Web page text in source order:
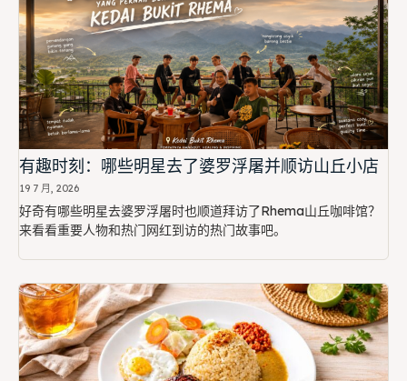
有趣时刻：哪些明星去了婆罗浮屠并顺访山丘小店
19 7 月, 2026
好奇有哪些明星去婆罗浮屠时也顺道拜访了Rhema山丘咖啡馆？
来看看重要人物和热门网红到访的热门故事吧。